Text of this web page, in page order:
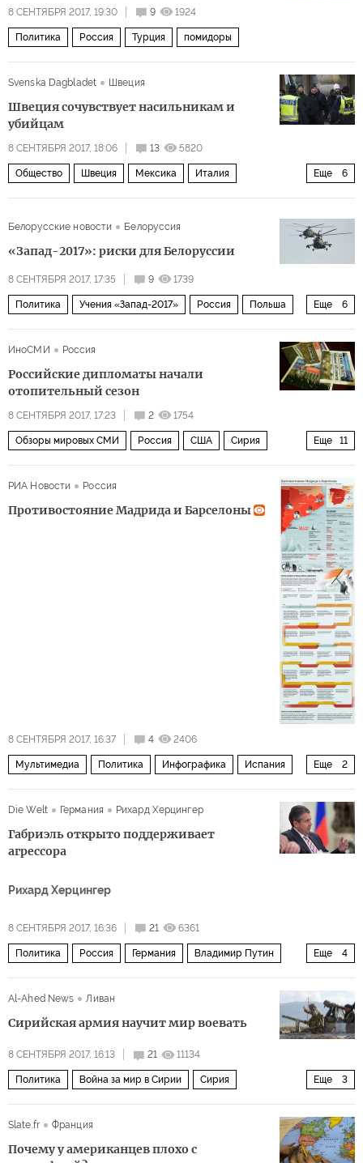
8 СЕНТЯБРЯ 2017, 19:30 9 1924
Политика Россия Турция помидоры
Svenska Dagbladet Швеция
Швеция сочувствует насильникам и
убийцам
8 СЕНТЯБРЯ 2017, 18:06 13 5820
Еще 6
Общество Швеция Мексика Италия
преступность убийство статистика
Белорусские новости Белоруссия
«Запад-2017»: риски для Белоруссии
8 СЕНТЯБРЯ 2017, 17:35 9 1739
Еще 6
Политика Учения «Запад-2017» Россия Польша
ИноСМИ Россия
Российские дипломаты начали
отопительный сезон
8 СЕНТЯБРЯ 2017, 17:23 2 1754
Еще 11
Обзоры мировых СМИ Россия США Сирия
РИА Новости Россия
Противостояние Мадрида и Барселоны
8 СЕНТЯБРЯ 2017, 16:37 4 2406
Еще 2
Мультимедиа Политика Инфографика Испания
Die Welt
Германия Рихард Херцингер
Габриэль открыто поддерживает
агрессора
Рихард Херцингер
8 СЕНТЯБРЯ 2017, 16:36 21 6361
Еще 4
Политика Россия Германия Владимир Путин
Al-Ahed News Ливан
Сирийская армия научит мир воевать
8 СЕНТЯБРЯ 2017, 16:13 21 11134
Еще 3
Политика Война за мир в Сирии Сирия
Slate.fr
Франция
Почему у американцев плохо с